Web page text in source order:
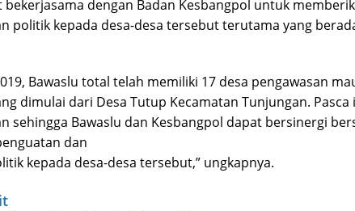
bekerjasama dengan Badan Kesbangpol untuk
politik kepada desa-desa tersebut terutama yang
Bawaslu total telah memiliki 17 desa pengawasan
dimulai dari Desa Tutup Kecamatan Tunjungan.
sehingga Bawaslu dan Kesbangpol dapat bersinergi
dan
kepada desa-desa tersebut,” ungkapnya.